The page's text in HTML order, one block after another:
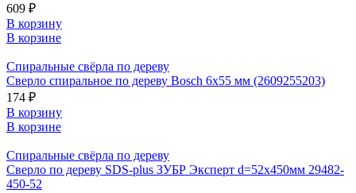
609 ₽
В корзину
В корзине
Спиральные свёрла по дереву
Сверло спиральное по дереву Bosch 6x55 мм (2609255203)
174 ₽
В корзину
В корзине
Спиральные свёрла по дереву
Сверло по дереву SDS-plus ЗУБР Эксперт d=52х450мм 29482-
450-52